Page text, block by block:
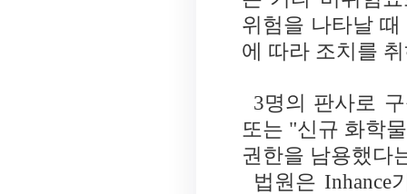
위험을 나타날 때
에 따라 조치를
3명의 판사로
또는 "신규 화학
권한을 남용했다
법원은 Inhance